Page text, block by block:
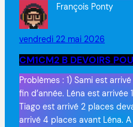
François Ponty
vendredi 22 mai 2026
CM1CM2 B DEVOIRS
Problèmes : 1) Sami est
fin d’année. Léna est arrivée
Tiago est arrivé 2 places
arrivé 4 places avant Léna.